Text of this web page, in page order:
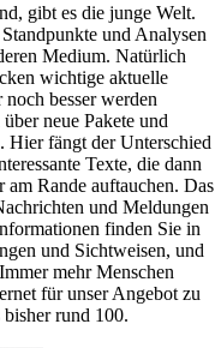
gibt es die junge Welt.
und Analysen
Medium. Natürlich
wichtige aktuelle
besser werden
neue Pakete und
Hier fängt der Unterschied
Texte, die dann
Rande auftauchen. Das
und Meldungen
finden Sie in
und Sichtweisen, und
mehr Menschen
für unser Angebot zu
rund 100.